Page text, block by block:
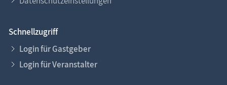
Schnellzugriff
Login für Gastgeber
Login für Veranstalter